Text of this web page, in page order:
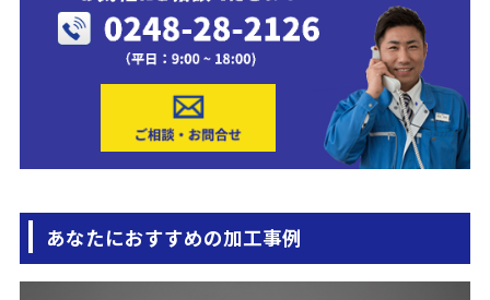
あなたにおすすめの加工事例